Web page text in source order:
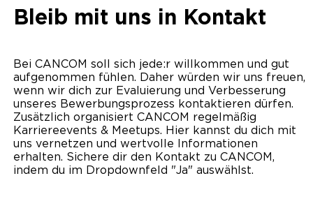
Bleib mit uns in Kontakt
Bei CANCOM soll sich jede:r willkommen und gut
aufgenommen fühlen. Daher würden wir uns freuen,
wenn wir dich zur Evaluierung und Verbesserung
unseres Bewerbungsprozess kontaktieren dürfen.
Zusätzlich organisiert CANCOM regelmäßig
Karriereevents & Meetups. Hier kannst du dich mit
uns vernetzen und wertvolle Informationen
erhalten. Sichere dir den Kontakt zu CANCOM,
indem du im Dropdownfeld "Ja" auswählst.